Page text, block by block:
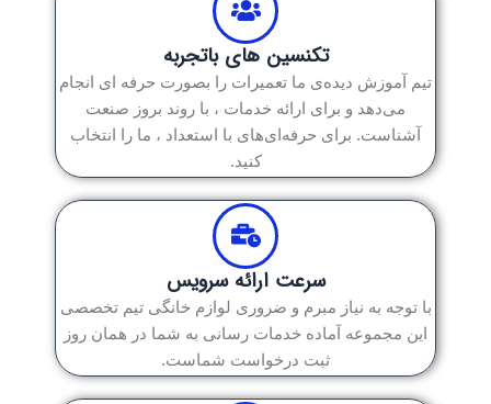
تکنسین های باتجربه
تیم آموزش دیده‌ی ما تعمیرات را بصورت حرفه ای انجام
می‌دهد و برای ارائه خدمات ، با روند بروز صنعت
آشناست. برای حرفه‌ای‌های با استعداد ، ما را انتخاب
کنید.
سرعت ارائه سرویس
با توجه به نیاز مبرم و ضروری لوازم خانگی تیم تخصصی
این مجموعه آماده خدمات رسانی به شما در همان روز
ثبت درخواست شماست.